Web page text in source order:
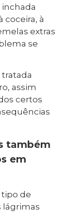
coceira, à
extras
se
assim
certos
também
em
tipo de
lágrimas